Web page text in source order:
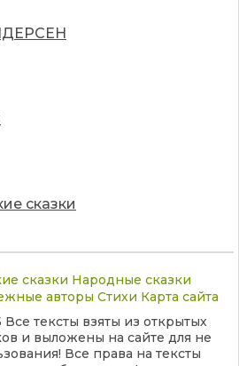
сказки
сказки Народные сказки
авторы Стихи Карта сайта
Все тексты взяты из открытых
и выложены на сайте для не
Все права на тексты